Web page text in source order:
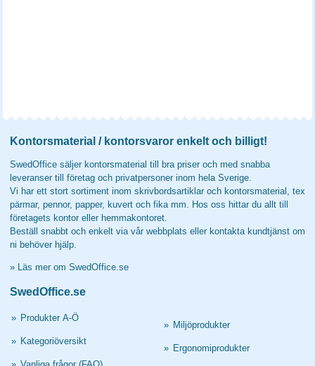
Kontorsmaterial / kontorsvaror enkelt och billigt!
SwedOffice säljer kontorsmaterial till bra priser och med snabba
leveranser till företag och privatpersoner inom hela Sverige.
Vi har ett stort sortiment inom skrivbordsartiklar och kontorsmaterial, tex
pärmar, pennor, papper, kuvert och fika mm. Hos oss hittar du allt till
företagets kontor eller hemmakontoret.
Beställ snabbt och enkelt via vår webbplats eller kontakta kundtjänst om
ni behöver hjälp.
» Läs mer om SwedOffice.se
SwedOffice.se
» Produkter A-Ö
» Kategoriöversikt
» Miljöprodukter
» Ergonomiprodukter